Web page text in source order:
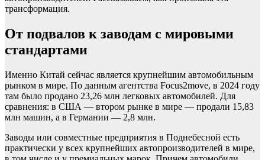
трансформация.
От подвалов к заводам с мировыми
стандартами
Именно Китай сейчас является крупнейшим автомобильным
рынком в мире. По данным агентства Focus2move, в 2024 году
там было продано 23,26 млн легковых автомобилей. Для
сравнения: в США — втором рынке в мире — продали 15,83
млн машин, а в Германии — 2,8 млн.
Заводы или совместные предприятия в Поднебесной есть
практически у всех крупнейших автопроизводителей в мире,